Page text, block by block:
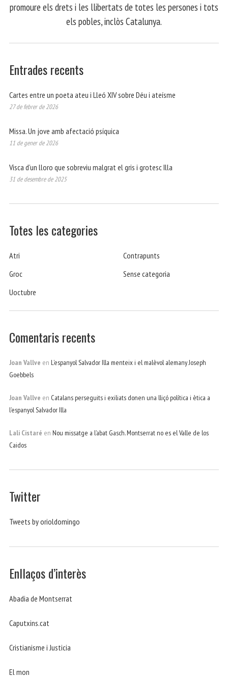
promoure els drets i les llibertats de totes les persones i tots
els pobles, inclòs Catalunya.
Entrades recents
Cartes entre un poeta ateu i Lleó XIV sobre Déu i ateísme
27 de febrer de 2026
Missa. Un jove amb afectació psíquica
11 de gener de 2026
Visca d’un lloro que sobreviu malgrat el gris i grotesc Illa
31 de desembre de 2025
Totes les categories
Atri
Contrapunts
Groc
Sense categoria
Uoctubre
Comentaris recents
Joan Vallve en L’espanyol Salvador Illa menteix i el malèvol alemany Joseph
Goebbels
Joan Vallve en Catalans perseguits i exiliats donen una lliçó política i ètica a
l’espanyol Salvador Illa
Lali Cistaré en Nou missatge a l’abat Gasch. Montserrat no es el Valle de los
Caidos
Twitter
Tweets by orioldomingo
Enllaços d’interès
Abadia de Montserrat
Caputxins.cat
Cristianisme i Justicia
El mon